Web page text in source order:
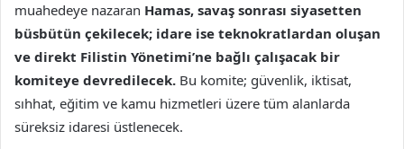
muahedeye nazaran Hamas, savaş sonrası siyasetten
büsbütün çekilecek; idare ise teknokratlardan oluşan
ve direkt Filistin Yönetimi’ne bağlı çalışacak bir
komiteye devredilecek. Bu komite; güvenlik, iktisat,
sıhhat, eğitim ve kamu hizmetleri üzere tüm alanlarda
süreksiz idaresi üstlenecek.